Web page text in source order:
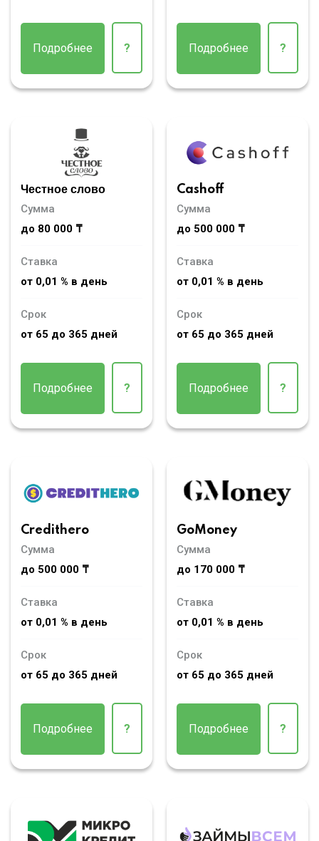
Подробнее ? Подробнее ?
Честное слово
Сумма
до 80 000 ₸
Ставка
от 0,01 % в день
Срок
от 65 до 365 дней
Подробнее ?
Cashoff
Сумма
до 500 000 ₸
Ставка
от 0,01 % в день
Срок
от 65 до 365 дней
Подробнее ?
Credithero
Сумма
до 500 000 ₸
Ставка
от 0,01 % в день
Срок
от 65 до 365 дней
Подробнее ?
GoMoney
Сумма
до 170 000 ₸
Ставка
от 0,01 % в день
Срок
от 65 до 365 дней
Подробнее ?